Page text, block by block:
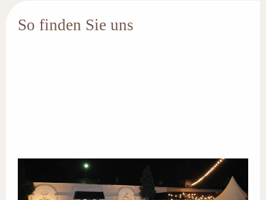
So finden Sie uns